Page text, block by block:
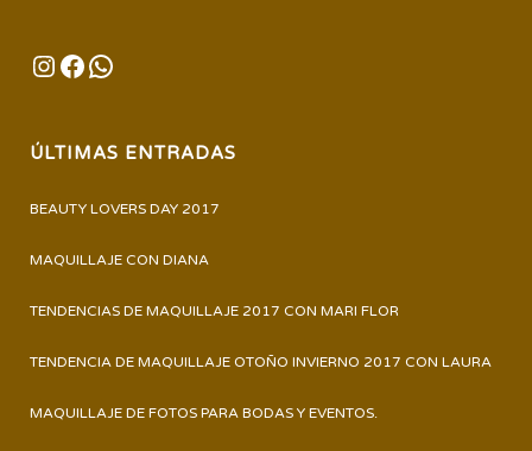
INSTAGRAM
FACEBOOK
WHATSAPP
ÚLTIMAS ENTRADAS
BEAUTY LOVERS DAY 2017
MAQUILLAJE CON DIANA
TENDENCIAS DE MAQUILLAJE 2017 CON MARI FLOR
TENDENCIA DE MAQUILLAJE OTOÑO INVIERNO 2017 CON LAURA
MAQUILLAJE DE FOTOS PARA BODAS Y EVENTOS.